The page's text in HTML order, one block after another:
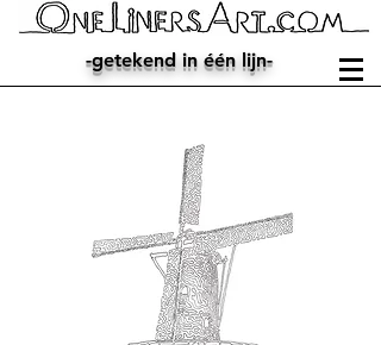
-getekend in één lijn-